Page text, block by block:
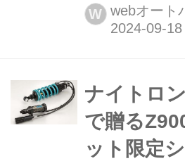
ム ホンダCT125
スに、Gクラフ
では最後に組み
模様を紹介。文:
真:南 孝幸/モデ
W webオート
ナイトロ
で贈る
ット限定